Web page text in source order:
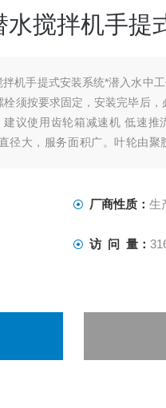
搅拌机手提
机手提式安装系统*潜入水中
须按要求固定，安装完毕后
议使用齿轮箱减速机 低速推
径大，服务面积广。叶轮由聚
厂商性质： 生
访 问 量：